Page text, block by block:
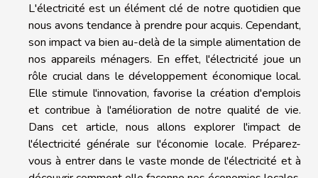
L'électricité est un élément clé de notre quotidien que
nous avons tendance à prendre pour acquis. Cependant,
son impact va bien au-delà de la simple alimentation de
nos appareils ménagers. En effet, l'électricité joue un
rôle crucial dans le développement économique local.
Elle stimule l'innovation, favorise la création d'emplois
et contribue à l'amélioration de notre qualité de vie.
Dans cet article, nous allons explorer l'impact de
l'électricité générale sur l'économie locale. Préparez-
vous à entrer dans le vaste monde de l'électricité et à